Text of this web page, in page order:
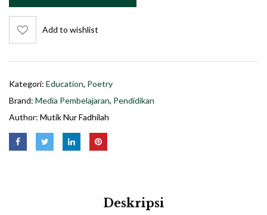
Add to wishlist
Kategori: Education, Poetry
Brand: Media Pembelajaran, Pendidikan
Author: Mutik Nur Fadhilah
Deskripsi